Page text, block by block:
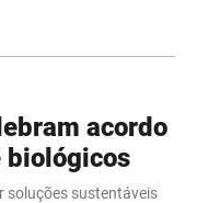
acordo
biológicos
soluções sustentáveis